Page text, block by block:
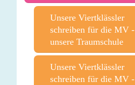
Unsere Viertklässler
schreiben für die MV -
unsere Traumschule
Unsere Viertklässler
schreiben für die MV -